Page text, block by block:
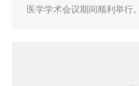
医学学术会议期间顺利举行。